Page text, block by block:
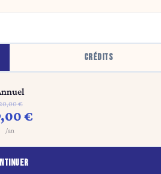
CRÉDITS
€
€
/an